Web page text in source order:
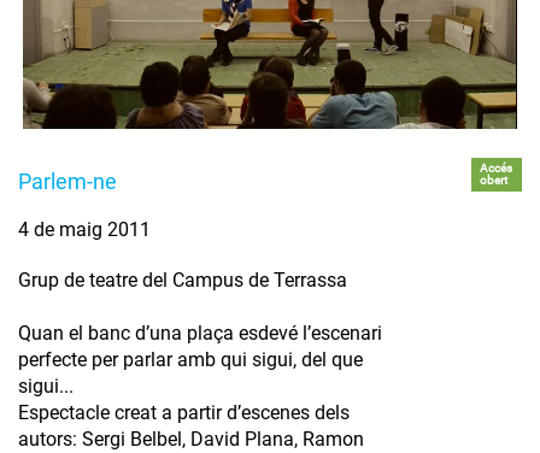
Parlem-ne
Accés
obert
4 de maig 2011
Grup de teatre del Campus de Terrassa
Quan el banc d’una plaça esdevé l’escenari
perfecte per parlar amb qui sigui, del que
sigui...
Espectacle creat a partir d’escenes dels
autors: Sergi Belbel, David Plana, Ramon